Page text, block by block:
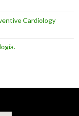
Cardiology